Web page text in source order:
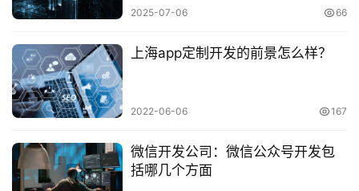
2025-07-06 66
上海app定制开发的前景怎么样？
2022-06-06 167
微信开发公司：微信公众号开发包
括哪几个方面